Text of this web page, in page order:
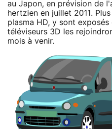
au Japon, en prévision de
hertzien en juillet 2011.
plasma HD, y sont exposés
téléviseurs 3D les
mois à venir.